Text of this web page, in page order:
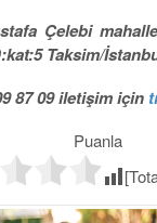
Çelebi
Taksim/
87 09 iletişim için
Puanla